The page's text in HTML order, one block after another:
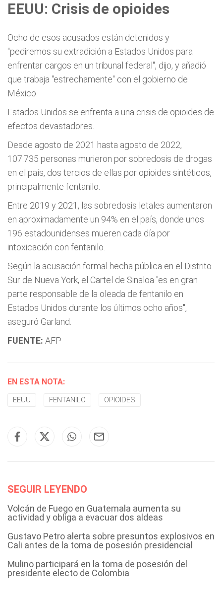
EEUU: Crisis de opioides
Ocho de esos acusados están detenidos y
"pediremos su extradición a Estados Unidos para
enfrentar cargos en un tribunal federal", dijo, y añadió
que trabaja "estrechamente" con el gobierno de
México.
Estados Unidos se enfrenta a una crisis de opioides de
efectos devastadores.
Desde agosto de 2021 hasta agosto de 2022,
107.735 personas murieron por sobredosis de drogas
en el país, dos tercios de ellas por opioides sintéticos,
principalmente fentanilo.
Entre 2019 y 2021, las sobredosis letales aumentaron
en aproximadamente un 94% en el país, donde unos
196 estadounidenses mueren cada día por
intoxicación con fentanilo.
Según la acusación formal hecha pública en el Distrito
Sur de Nueva York, el Cartel de Sinaloa "es en gran
parte responsable de la oleada de fentanilo en
Estados Unidos durante los últimos ocho años",
aseguró Garland.
FUENTE: AFP
EN ESTA NOTA:
EEUU FENTANILO OPIOIDES
SEGUIR LEYENDO
Volcán de Fuego en Guatemala aumenta su
actividad y obliga a evacuar dos aldeas
Gustavo Petro alerta sobre presuntos explosivos en
Cali antes de la toma de posesión presidencial
Mulino participará en la toma de posesión del
presidente electo de Colombia